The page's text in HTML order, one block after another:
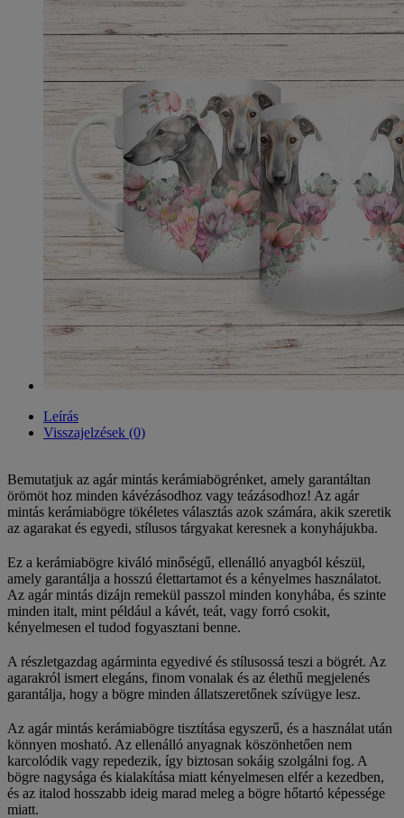
Leírás
Visszajelzések (0)
Bemutatjuk az agár mintás kerámiabögrénket, amely garantáltan
örömöt hoz minden kávézásodhoz vagy teázásodhoz! Az agár
mintás kerámiabögre tökéletes választás azok számára, akik szeretik
az agarakat és egyedi, stílusos tárgyakat keresnek a konyhájukba.
Ez a kerámiabögre kiváló minőségű, ellenálló anyagból készül,
amely garantálja a hosszú élettartamot és a kényelmes használatot.
Az agár mintás dizájn remekül passzol minden konyhába, és szinte
minden italt, mint például a kávét, teát, vagy forró csokit,
kényelmesen el tudod fogyasztani benne.
A részletgazdag agárminta egyedivé és stílusossá teszi a bögrét. Az
agarakról ismert elegáns, finom vonalak és az élethű megjelenés
garantálja, hogy a bögre minden állatszeretőnek szívügye lesz.
Az agár mintás kerámiabögre tisztítása egyszerű, és a használat után
könnyen mosható. Az ellenálló anyagnak köszönhetően nem
karcolódik vagy repedezik, így biztosan sokáig szolgálni fog. A
bögre nagysága és kialakítása miatt kényelmesen elfér a kezedben,
és az italod hosszabb ideig marad meleg a bögre hőtartó képessége
miatt.